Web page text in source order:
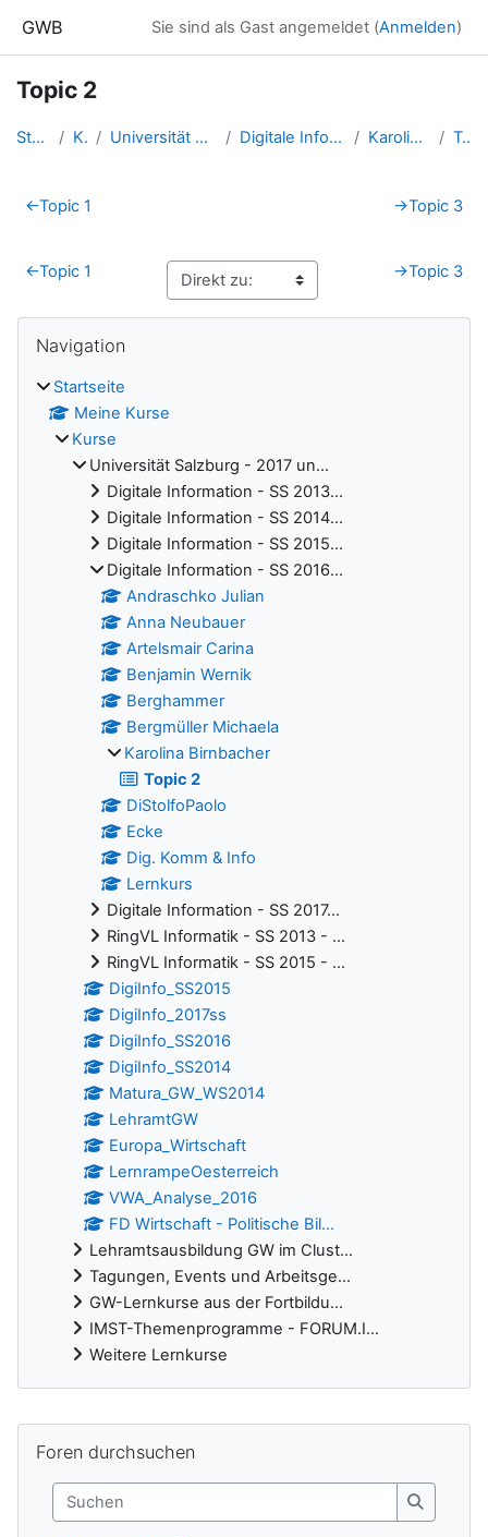
GWB Sie sind als Gast angemeldet (Anmelden)
Topic 2
Startseite Kurse Universität Salzburg - 2017 un... Digitale Information - SS 2016... Karolina Birnbacher Topic 2
Abschnittsübersicht
←Topic 1 →Topic 3
←Topic 1 →Topic 3
Navigation
Startseite
Meine Kurse
Kurse
Universität Salzburg - 2017 un...
Digitale Information - SS 2013...
Digitale Information - SS 2014...
Digitale Information - SS 2015...
Digitale Information - SS 2016...
Andraschko Julian
Anna Neubauer
Artelsmair Carina
Benjamin Wernik
Berghammer
Bergmüller Michaela
Karolina Birnbacher
Topic 2
DiStolfoPaolo
Ecke
Dig. Komm & Info
Lernkurs
Digitale Information - SS 2017...
RingVL Informatik - SS 2013 - ...
RingVL Informatik - SS 2015 - ...
DigiInfo_SS2015
DigiInfo_2017ss
DigiInfo_SS2016
DigiInfo_SS2014
Matura_GW_WS2014
LehramtGW
Europa_Wirtschaft
LernrampeOesterreich
VWA_Analyse_2016
FD Wirtschaft - Politische Bil...
Lehramtsausbildung GW im Clust...
Tagungen, Events und Arbeitsge...
GW-Lernkurse aus der Fortbildu...
IMST-Themenprogramme - FORUM.I...
Weitere Lernkurse
Foren durchsuchen
Suchen
Suchen